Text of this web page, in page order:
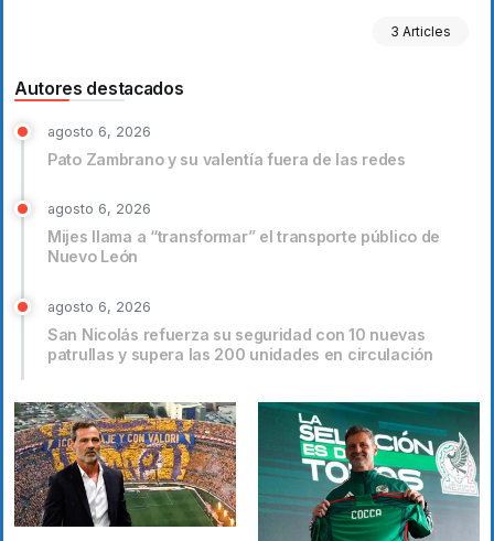
3 Articles
Autores destacados
agosto 6, 2026
Pato Zambrano y su valentía fuera de las redes
agosto 6, 2026
Mijes llama a “transformar” el transporte público de
Nuevo León
agosto 6, 2026
San Nicolás refuerza su seguridad con 10 nuevas
patrullas y supera las 200 unidades en circulación